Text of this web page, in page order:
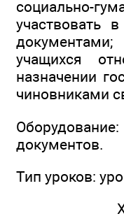
социально-
участвовать
учащихся
назначении
чиновниками
документов.
Тип уроков: